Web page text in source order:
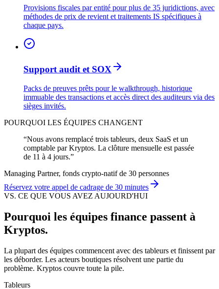
Provisions fiscales par entité pour plus de 35 juridictions, avec
méthodes de prix de revient et traitements IS spécifiques à
chaque pays.
Support audit et SOX
Packs de preuves prêts pour le walkthrough, historique
immuable des transactions et accès direct des auditeurs via des
sièges invités.
POURQUOI LES ÉQUIPES CHANGENT
“Nous avons remplacé trois tableurs, deux SaaS et un
comptable par Kryptos. La clôture mensuelle est passée
de 11 à 4 jours.”
Managing Partner, fonds crypto-natif de 30 personnes
Réservez votre appel de cadrage de 30 minutes
VS. CE QUE VOUS AVEZ AUJOURD'HUI
Pourquoi les équipes finance passent à
Kryptos.
La plupart des équipes commencent avec des tableurs et finissent par
les déborder. Les acteurs boutiques résolvent une partie du
problème. Kryptos couvre toute la pile.
Tableurs